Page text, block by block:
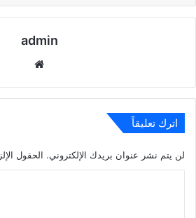
admin
اترك تعليقاً
لن يتم نشر عنوان بريدك الإلكتروني. الحقول